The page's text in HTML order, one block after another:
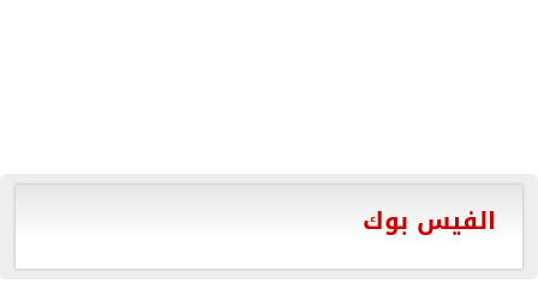
الفيس بوك